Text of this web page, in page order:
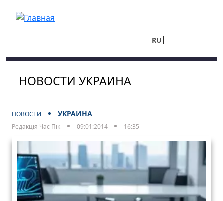
RU
НОВОСТИ УКРАИНА
НОВОСТИ УКРАИНА
Редакція Час Пік 09:01:2014 16:35